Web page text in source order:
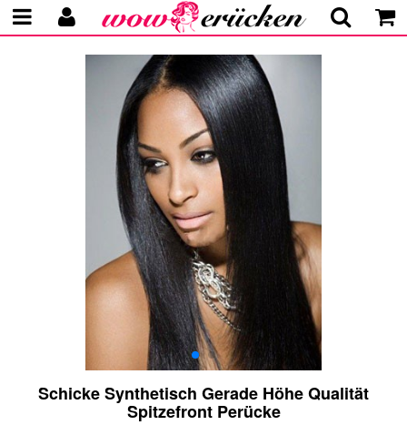
Schicke Synthetisch Gerade Höhe Qualität
Spitzefront Perücke